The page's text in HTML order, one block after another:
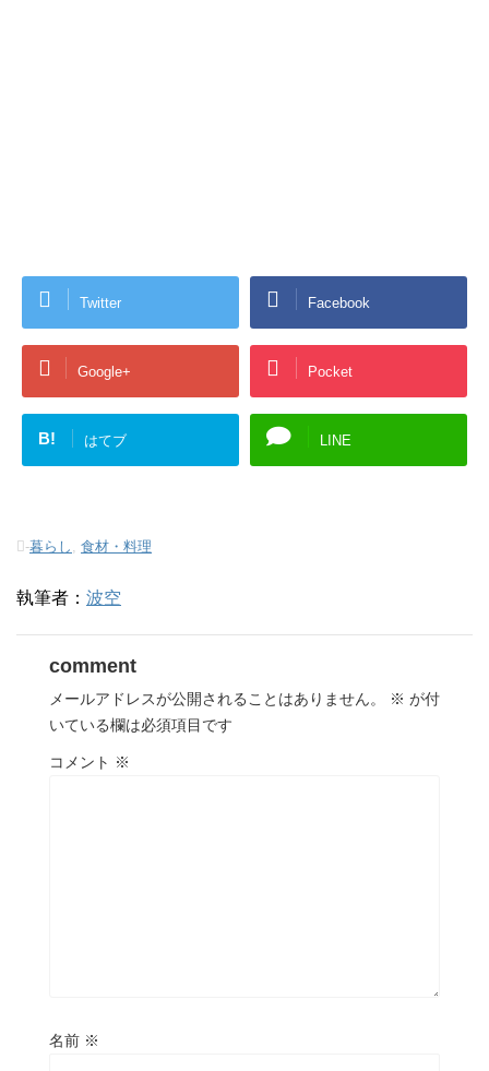
Twitter Facebook
Google+ Pocket
B! はてブ LINE
-暮らし , 食材・料理
執筆者： 波空
comment
メールアドレスが公開されることはありません。 ※ が付
いている欄は必須項目です
コメント ※
名前 ※